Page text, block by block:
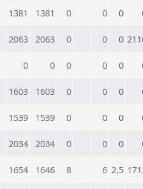
1381 1381 0 0 0
2063 2063 0 0 0
0 0 0 0 0
1603 1603 0 0 0
1539 1539 0 0 0
2034 2034 0 0 0
1654 1646 8 6 2,5